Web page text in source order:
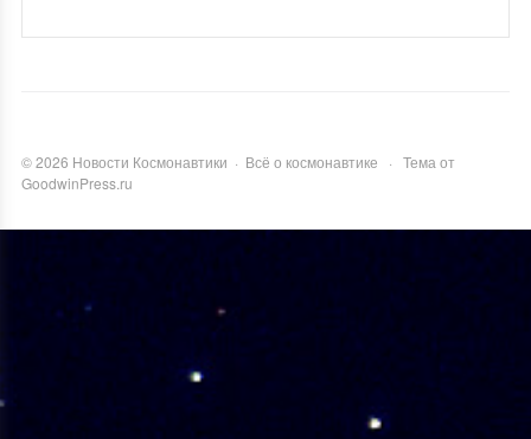
©2026 Новости Космонавтики · Всё о космонавтике · Тема от
GoodwinPress.ru